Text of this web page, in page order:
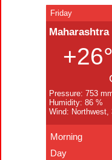
Friday
Maharashtra
+26°
Pressure: 753
Humidity: 86 %
Wind: Northwest,
Morning
Day